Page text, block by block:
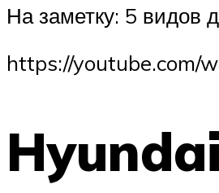
На заметку: 5 видов
https://youtube.com/